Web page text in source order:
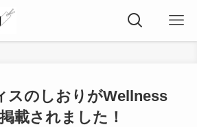
スのしおりがWellness
載されました！